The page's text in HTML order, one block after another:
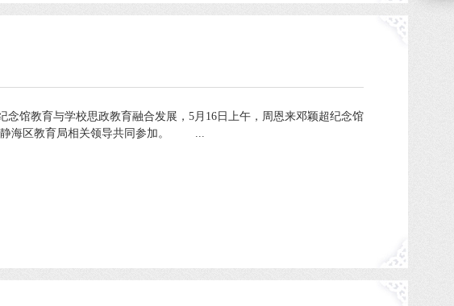
馆教育与学校思政教育融合发展，5月16日上午，周恩来邓颖超纪念馆
静海区教育局相关领导共同参加。 ...